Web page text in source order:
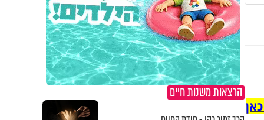
הרצאות משנות חיים